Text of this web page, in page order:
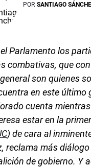
POR SANTIAGO
Parlamento los
combativas, que
son quienes
en este último
cuenta
estar en la
) de cara al
reclama más
de gobierno. Y